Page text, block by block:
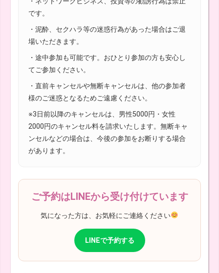
です。
・泥酔、セクハラ等の迷惑行為があった場合はご退
場いただきます。
・途中参加も可能です。おひとり参加の方も安心し
てご参加ください。
・直前キャンセルや無断キャンセルは、他の参加者
様のご迷惑となるためご遠慮ください。
※3日前以降のキャンセルは、男性5000円・女性
2000円のキャンセル料を請求いたします。無断キャ
ンセルなどの場合は、今後の参加をお断りする場合
があります。
ご予約はLINEから受け付けています
気になった方は、お気軽にご連絡ください
LINEで予約する